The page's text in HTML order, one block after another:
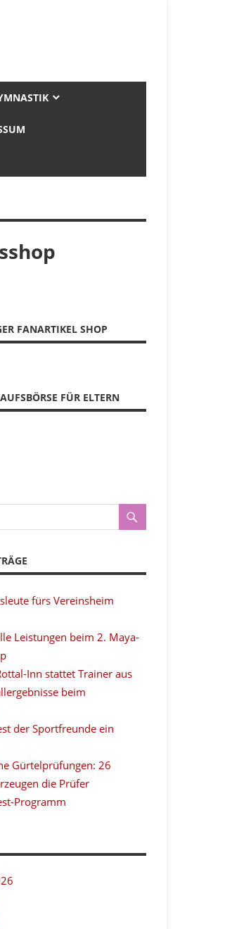
FANARTIKEL SHOP
FÜR ELTERN
fürs Vereinsheim
Leistungen beim 2. Maya-
Inn stattet Trainer aus
beim
der Sportfreunde ein
Gürtelprüfungen: 26
die Prüfer
Programm